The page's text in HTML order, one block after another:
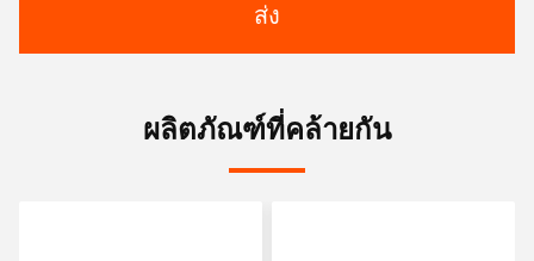
ส่ง
ผลิตภัณฑ์ที่คล้ายกัน